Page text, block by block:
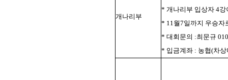
개나리부
* 개나리부 입상자 4강
* 11월7일까지 우승자
* 대회문의 :최문규
* 입금계좌 : 농협(차상